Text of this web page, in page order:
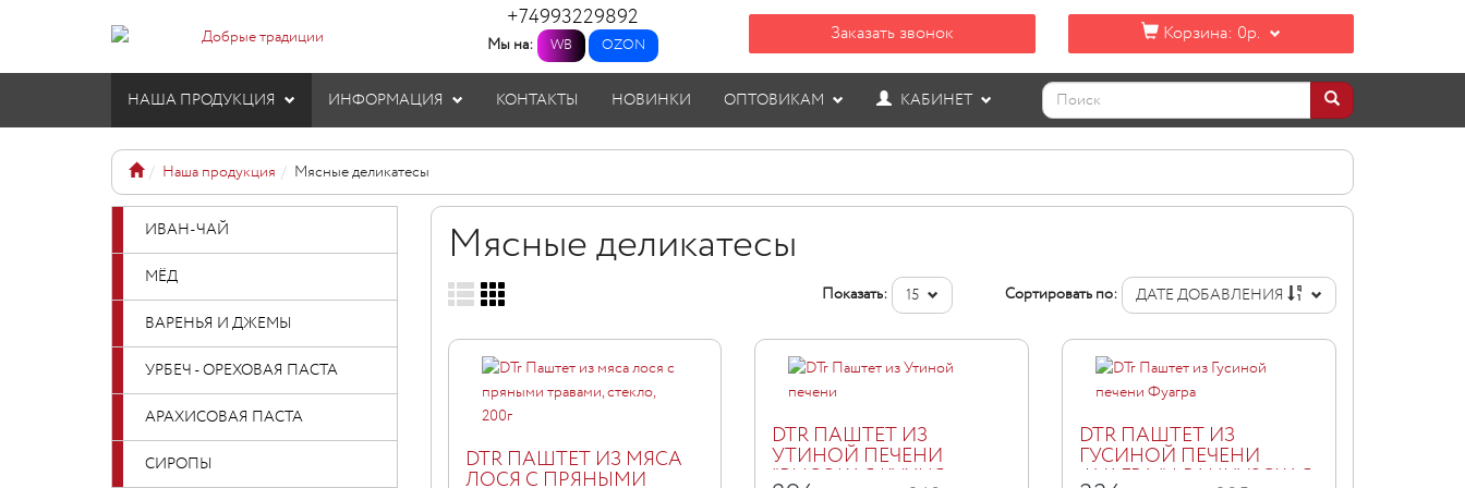
+74993229892
Мы на: WB OZON Заказать звонок Корзина: 0р.
НАША ПРОДУКЦИЯ ИНФОРМАЦИЯ КОНТАКТЫ НОВИНКИ ОПТОВИКАМ КАБИНЕТ
Наша продукция Мясные деликатесы
ИВАН-ЧАЙ
МЁД
ВАРЕНЬЯ И ДЖЕМЫ
УРБЕЧ - ОРЕХОВАЯ ПАСТА
АРАХИСОВАЯ ПАСТА
СИРОПЫ
Мясные деликатесы
Показать: 15 Сортировать по: ДАТЕ ДОБАВЛЕНИЯ
DTR ПАШТЕТ ИЗ МЯСА
ЛОСЯ С ПРЯНЫМИ
DTR ПАШТЕТ ИЗ
УТИНОЙ ПЕЧЕНИ
"ВЫСОКАЯ КУХНЯ
DTR ПАШТЕТ ИЗ
ГУСИНОЙ ПЕЧЕНИ
ФУАГРА "ФРАНЦУЗСКАЯ